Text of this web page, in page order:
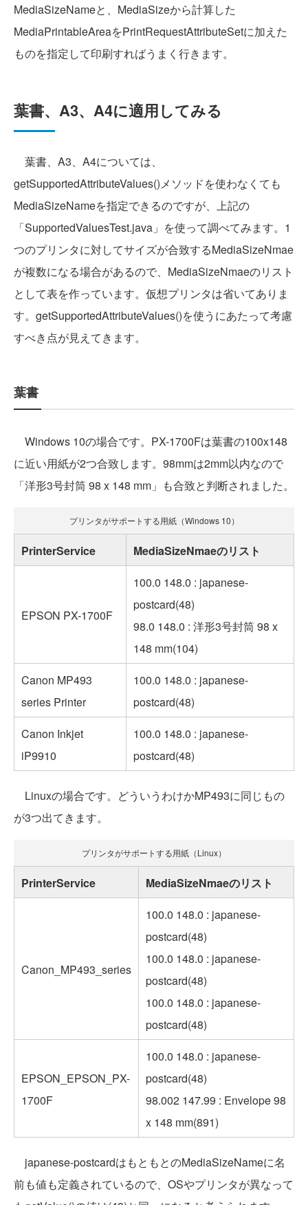
MediaSizeNameと、MediaSizeから計算した
MediaPrintableAreaをPrintRequestAttributeSetに加えた
ものを指定して印刷すればうまく行きます。
葉書、A3、A4に適用してみる
葉書、A3、A4については、
getSupportedAttributeValues()メソッドを使わなくても
MediaSizeNameを指定できるのですが、上記の
「SupportedValuesTest.java」を使って調べてみます。1
つのプリンタに対してサイズが合致するMediaSizeNmae
が複数になる場合があるので、MediaSizeNmaeのリスト
として表を作っています。仮想プリンタは省いてありま
す。getSupportedAttributeValues()を使うにあたって考慮
すべき点が見えてきます。
葉書
Windows 10の場合です。PX-1700Fは葉書の100x148
に近い用紙が2つ合致します。98mmは2mm以内なので
「洋形3号封筒 98 x 148 mm」も合致と判断されました。
プリンタがサポートする用紙（Windows 10）
PrinterService MediaSizeNmaeのリスト
EPSON PX-1700F
100.0 148.0 : japanese-
postcard(48)
98.0 148.0 : 洋形3号封筒 98 x
148 mm(104)
Canon MP493
series Printer
100.0 148.0 : japanese-
postcard(48)
Canon Inkjet
iP9910
100.0 148.0 : japanese-
postcard(48)
Linuxの場合です。どういうわけかMP493に同じもの
が3つ出てきます。
プリンタがサポートする用紙（Linux）
PrinterService MediaSizeNmaeのリスト
Canon_MP493_series
100.0 148.0 : japanese-
postcard(48)
100.0 148.0 : japanese-
postcard(48)
100.0 148.0 : japanese-
postcard(48)
EPSON_EPSON_PX-
1700F
100.0 148.0 : japanese-
postcard(48)
98.002 147.99 : Envelope 98
x 148 mm(891)
japanese-postcardはもともとのMediaSizeNameに名
前も値も定義されているので、OSやプリンタが異なって